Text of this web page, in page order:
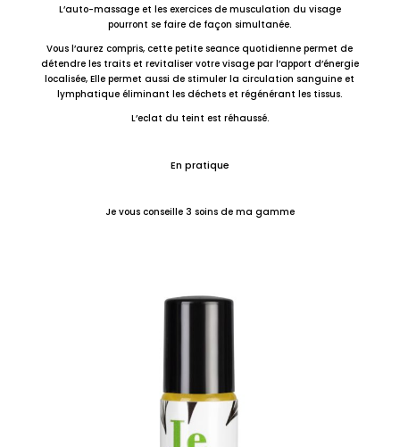
L’auto-massage et les exercices de musculation du visage
pourront se faire de façon simultanée.
Vous l’aurez compris, cette petite seance quotidienne permet de
détendre les traits et revitaliser votre visage par l’apport d’énergie
localisée, Elle permet aussi de stimuler la circulation sanguine et
lymphatique éliminant les déchets et régénérant les tissus.
L’eclat du teint est réhaussé.
En pratique
Je vous conseille 3 soins de ma gamme